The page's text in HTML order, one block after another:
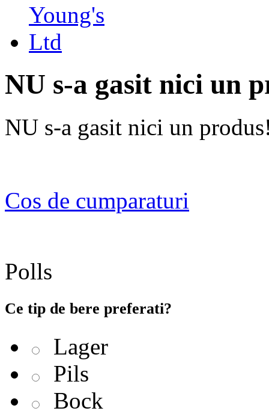
NU s-a gasit nici un
NU s-a gasit nici un
Cos de cumparaturi
Polls
Ce tip de bere preferati?
Lager
Pils
Bock